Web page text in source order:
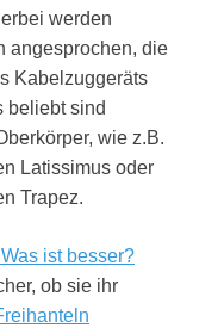
werden
angesprochen, die
Kabelzuggeräts
beliebt sind
wie z.B.
Latissimus oder
Trapez.
ist besser?
ob sie ihr